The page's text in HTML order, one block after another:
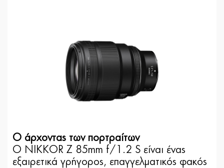
Ο άρχοντας των πορτραίτων
Ο NIKKOR Z 85mm f/1.2 S είναι ένας
εξαιρετικά γρήγορος, επαγγελματικός φακός